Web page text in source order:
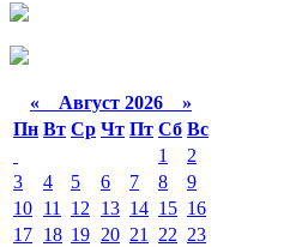
« Август 2026 »
Пн Вт Ср Чт Пт Сб Вс
1
2
3
4 5 6 7 8
9
10 11 12 13 14 15 16
17 18 19 20 21 22 23